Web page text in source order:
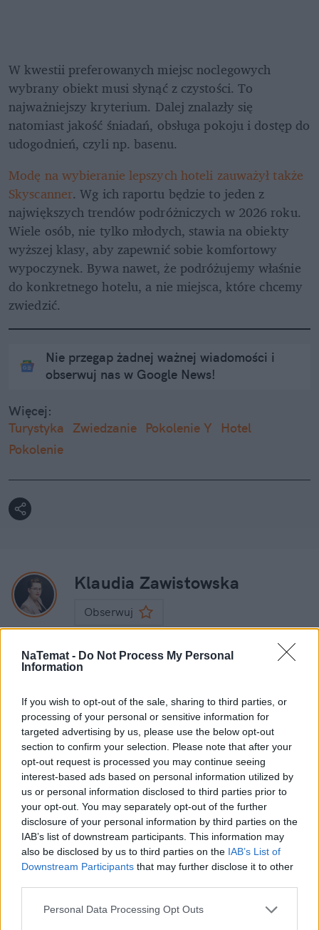
NaTemat - Do Not Process My Personal
Information
If you wish to opt-out of the sale, sharing to third parties, or
processing of your personal or sensitive information for
targeted advertising by us, please use the below opt-out
section to confirm your selection. Please note that after your
opt-out request is processed you may continue seeing
interest-based ads based on personal information utilized by
us or personal information disclosed to third parties prior to
your opt-out. You may separately opt-out of the further
disclosure of your personal information by third parties on the
IAB’s list of downstream participants. This information may
also be disclosed by us to third parties on the IAB’s List of
Downstream Participants that may further disclose it to other
Personal Data Processing Opt Outs
W kwestii preferowanych miejsc noclegowych
wybrany obiekt musi słynąć z czystości. To
najważniejszy kryterium. Dalej znalazły się
natomiast jakość śniadań, obsługa pokoju i dostęp do
udogodnień, czyli np. basenu.
Modę na wybieranie lepszych hoteli zauważył także
Skyscanner. Wg ich raportu będzie to jeden z
największych trendów podróżniczych w 2026 roku.
Wiele osób, nie tylko młodych, stawia na obiekty
wyższej klasy, aby zapewnić sobie komfortowy
wypoczynek. Bywa nawet, że podróżujemy właśnie
do konkretnego hotelu, a nie miejsca, które chcemy
zwiedzić.
Nie przegap żadnej ważnej wiadomości i
obserwuj nas w Google News!
Więcej:
Turystyka
Zwiedzanie Pokolenie Y
Hotel
Pokolenie
Klaudia Zawistowska
Obserwuj
klaudia.zawistowska@natemat.pl
Czytaj więcej